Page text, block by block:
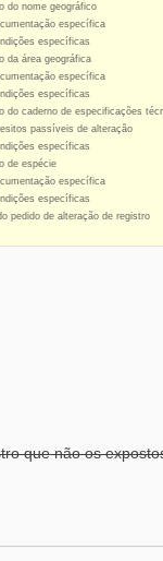
do nome geográfico
específica
específicas
da área geográfica
específica
específicas
do caderno de especificações
passíveis de alteração
específicas
de espécie
específica
específicas
pedido de alteração de registro
que não os